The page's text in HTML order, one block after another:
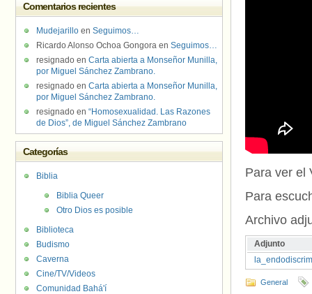
Para ver el
Para
Archivo
Adjunto
General
Comentarios recientes
Mudejarillo en Seguimos…
Ricardo Alonso Ochoa Gongora en Seguimos…
resignado en Carta abierta a Monseñor Munilla,
por Miguel Sánchez Zambrano.
resignado en Carta abierta a Monseñor Munilla,
por Miguel Sánchez Zambrano.
resignado en “Homosexualidad. Las Razones
de Dios”, de Miguel Sánchez Zambrano
Categorías
Biblia
Biblia Queer
Otro Dios es posible
Biblioteca
Budismo
Caverna
Cine/TV/Videos
Comunidad Bahá'í